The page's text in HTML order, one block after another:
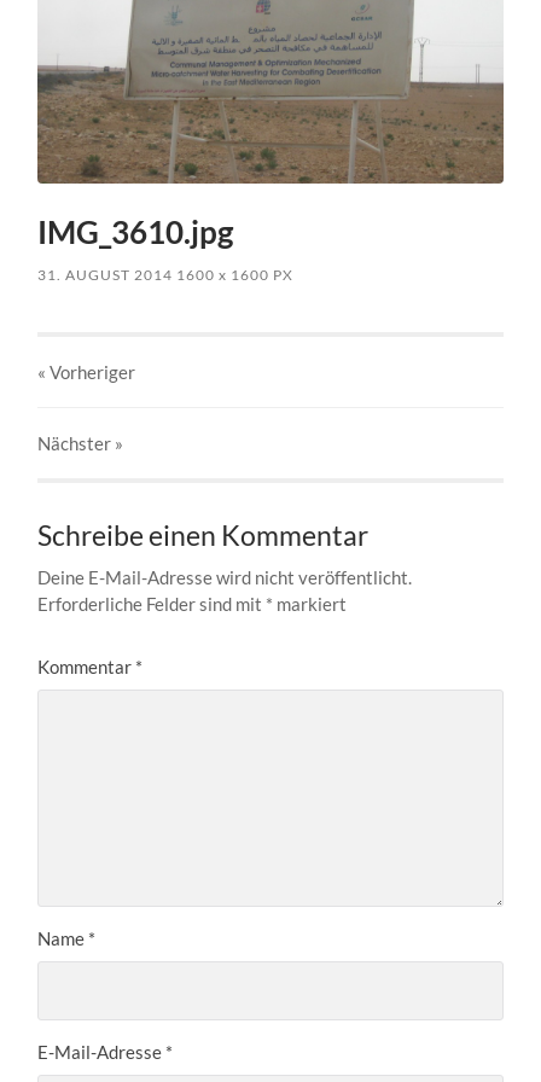
IMG_3610.jpg
31. AUGUST 2014 1600x 1600 PX
« Vorheriger
Nächster »
Schreibe einen Kommentar
Deine E-Mail-Adresse wird nicht veröffentlicht.
Erforderliche Felder sind mit * markiert
Kommentar *
Name *
E-Mail-Adresse *